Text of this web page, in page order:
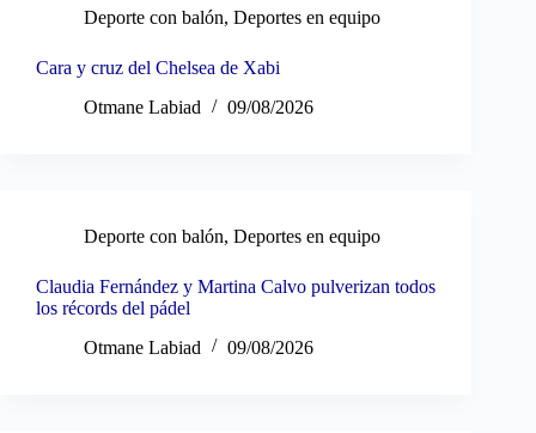
Deporte con balón, Deportes en equipo
Cara y cruz del Chelsea de Xabi
Otmane Labiad
09/08/2026
Deporte con balón, Deportes en equipo
Claudia Fernández y Martina Calvo pulverizan todos
los récords del pádel
Otmane Labiad
09/08/2026